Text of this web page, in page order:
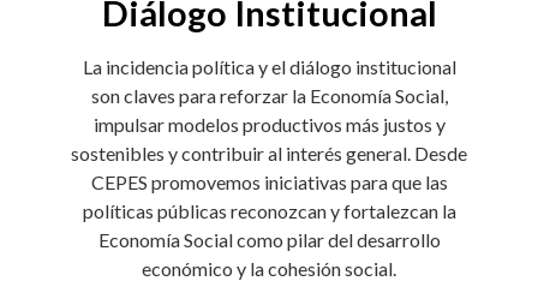
Diálogo Institucional
La incidencia política y el diálogo institucional
son claves para reforzar la Economía Social,
impulsar modelos productivos más justos y
sostenibles y contribuir al interés general. Desde
CEPES promovemos iniciativas para que las
políticas públicas reconozcan y fortalezcan la
Economía Social como pilar del desarrollo
económico y la cohesión social.